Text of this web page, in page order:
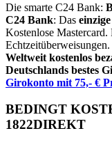
Die smarte C24 Bank:
C24 Bank: Das
Kostenlose
Echtzeitüberweisungen.
Weltweit kostenlos
Deutschlands bestes
Girokonto mit 75,- €
BEDINGT
1822DIREKT